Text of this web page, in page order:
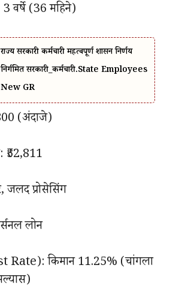
वर्षे (36 महिने)
राज्य सरकारी कर्मचारी महत्वपूर्ण शासन निर्णय
निर्गमित सरकारी_कर्मचारी.State Employees
New GR
(अंदाजे)
जलद प्रोसेसिंग
लोन
Rate): किमान 11.25% (चांगला